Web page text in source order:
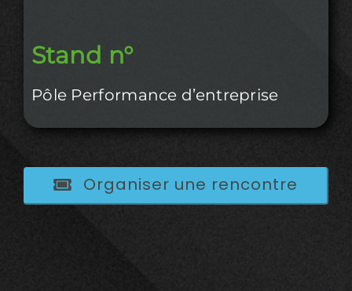
Stand n°
Pôle Performance d’entreprise
Organiser une rencontre